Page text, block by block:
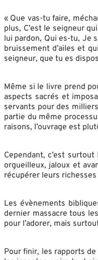
« Que vas-tu faire,
plus, C’est le seigneur
lui pardon, Qui es-tu, Je
bruissement d’ailes et
seigneur, que tu es
Même si le livre prend
aspects sacrés et
servants pour des
partie du même
raisons, l’ouvrage est
Cependant, c’est
orgueilleux, jaloux et
récupérer leurs
Les évènements
dernier massacre tous
pour l’adorer, mais
Pour finir, les rapports